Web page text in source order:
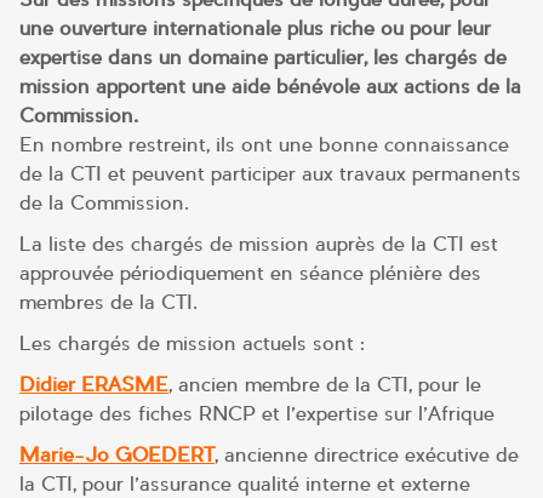
une ouverture internationale plus riche ou pour leur
expertise dans un domaine particulier, les chargés de
mission apportent une aide bénévole aux actions de la
Commission.
En nombre restreint, ils ont une bonne connaissance
de la CTI et peuvent participer aux travaux permanents
de la Commission.
La liste des chargés de mission auprès de la CTI est
approuvée périodiquement en séance plénière des
membres de la CTI.
Les chargés de mission actuels sont :
Didier ERASME, ancien membre de la CTI, pour le
pilotage des fiches RNCP et l’expertise sur l’Afrique
Marie-Jo GOEDERT, ancienne directrice exécutive de
la CTI, pour l’assurance qualité interne et externe